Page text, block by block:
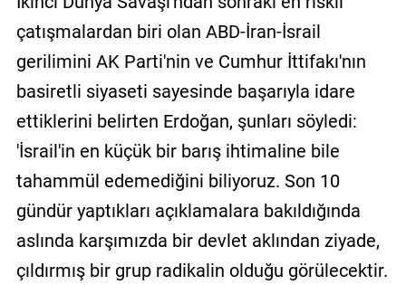
çatışmalardan biri olan ABD-İran-İsrail
gerilimini AK Parti'nin ve Cumhur İttifakı'nın
basiretli siyaseti sayesinde başarıyla idare
ettiklerini belirten Erdoğan, şunları söyledi:
'İsrail'in en küçük bir barış ihtimaline bile
tahammül edemediğini biliyoruz. Son 10
gündür yaptıkları açıklamalara bakıldığında
aslında karşımızda bir devlet aklından ziyade,
çıldırmış bir grup radikalin olduğu görülecektir.